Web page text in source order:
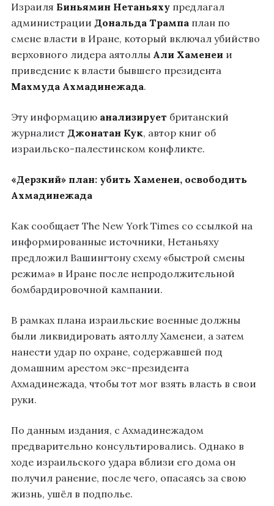
Израиля Биньямин Нетаньяху предлагал
администрации Дональда Трампа план по
смене власти в Иране, который включал убийство
верховного лидера аятоллы Али Хаменеи и
приведение к власти бывшего президента
Махмуда Ахмадинежада.
Эту информацию анализирует британский
журналист Джонатан Кук, автор книг об
израильско-палестинском конфликте.
«Дерзкий» план: убить Хаменеи, освободить
Ахмадинежада
Как сообщает The New York Times со ссылкой на
информированные источники, Нетаньяху
предложил Вашингтону схему «быстрой смены
режима» в Иране после непродолжительной
бомбардировочной кампании.
В рамках плана израильские военные должны
были ликвидировать аятоллу Хаменеи, а затем
нанести удар по охране, содержавшей под
домашним арестом экс-президента
Ахмадинежада, чтобы тот мог взять власть в свои
руки.
По данным издания, с Ахмадинежадом
предварительно консультировались. Однако в
ходе израильского удара вблизи его дома он
получил ранение, после чего, опасаясь за свою
жизнь, ушёл в подполье.